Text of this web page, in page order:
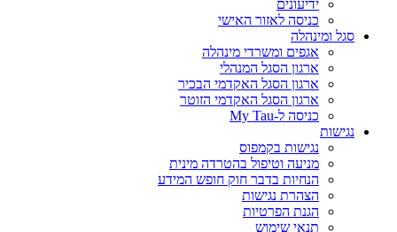
ידיעונים
כניסה לאזור האישי
סגל ומינהלה
אגפים ומשרדי מינהלה
ארגון הסגל המנהלי
ארגון הסגל האקדמי הבכיר
ארגון הסגל האקדמי הזוטר
כניסה ל-My Tau
נגישות
נגישות בקמפוס
מניעה וטיפול בהטרדה מינית
הנחיות בדבר חוק חופש המידע
הצהרת נגישות
הגנת הפרטיות
תנאי שימוש